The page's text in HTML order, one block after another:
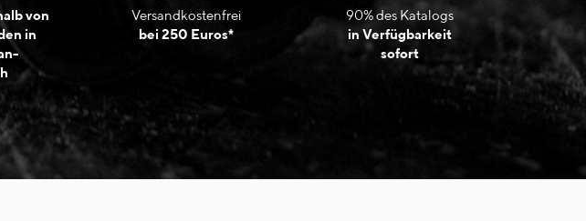
von
in
Versandkostenfrei
bei 250 Euros*
90% des Katalogs
in Verfügbarkeit
sofort